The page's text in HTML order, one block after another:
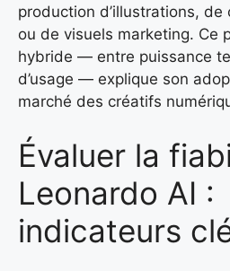
production d’illustrations,
ou de visuels marketing. Ce
hybride — entre puissance
d’usage — explique son
marché des créatifs
Évaluer la
Leonardo AI :
indicateurs